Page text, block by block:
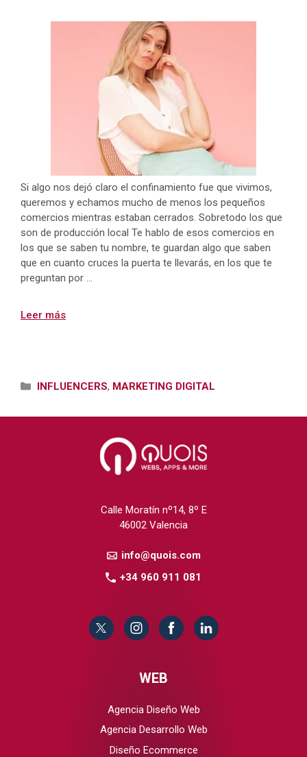
Si algo nos dejó claro el confinamiento fue que vivimos,
queremos y echamos mucho de menos los pequeños
comercios mientras estaban cerrados. Sobretodo los que
son de producción local Te hablo de esos comercios en
los que se saben tu nombre, te guardan algo que saben
que en cuanto cruces la puerta te llevarás, en los que te
preguntan por …
Leer más
Categorías
INFLUENCERS, MARKETING DIGITAL
Calle Moratín nº14, 8º E
46002 Valencia
info@quois.com
+34 960 911 081
WEB
Agencia Diseño Web
Agencia Desarrollo Web
Diseño Ecommerce